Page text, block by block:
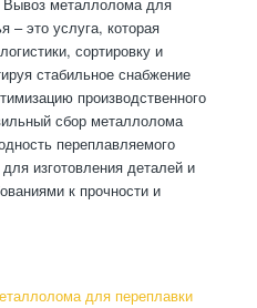
– это услуга, которая
сортировку и
стабильное снабжение
производственного
сбор металлолома
переплавляемого
изготовления деталей и
к прочности и
для переплавки